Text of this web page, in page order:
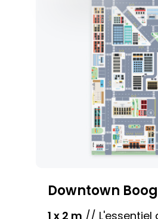
Downtown
1 x 2 m // L'essentiel